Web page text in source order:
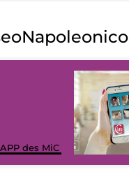
des MiC